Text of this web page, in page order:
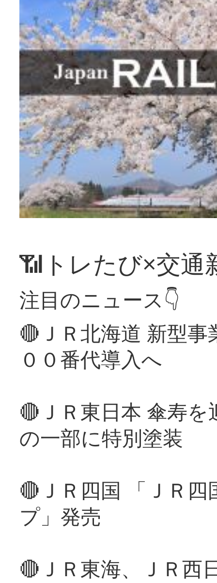
📶トレたび×交通
注目のニュース👇
🔴ＪＲ北海道 新型
００番代導入へ
🔴ＪＲ東日本 傘寿
の一部に特別塗装
🔴ＪＲ四国 「ＪＲ
プ」発売
🔴ＪＲ東海、ＪＲ西